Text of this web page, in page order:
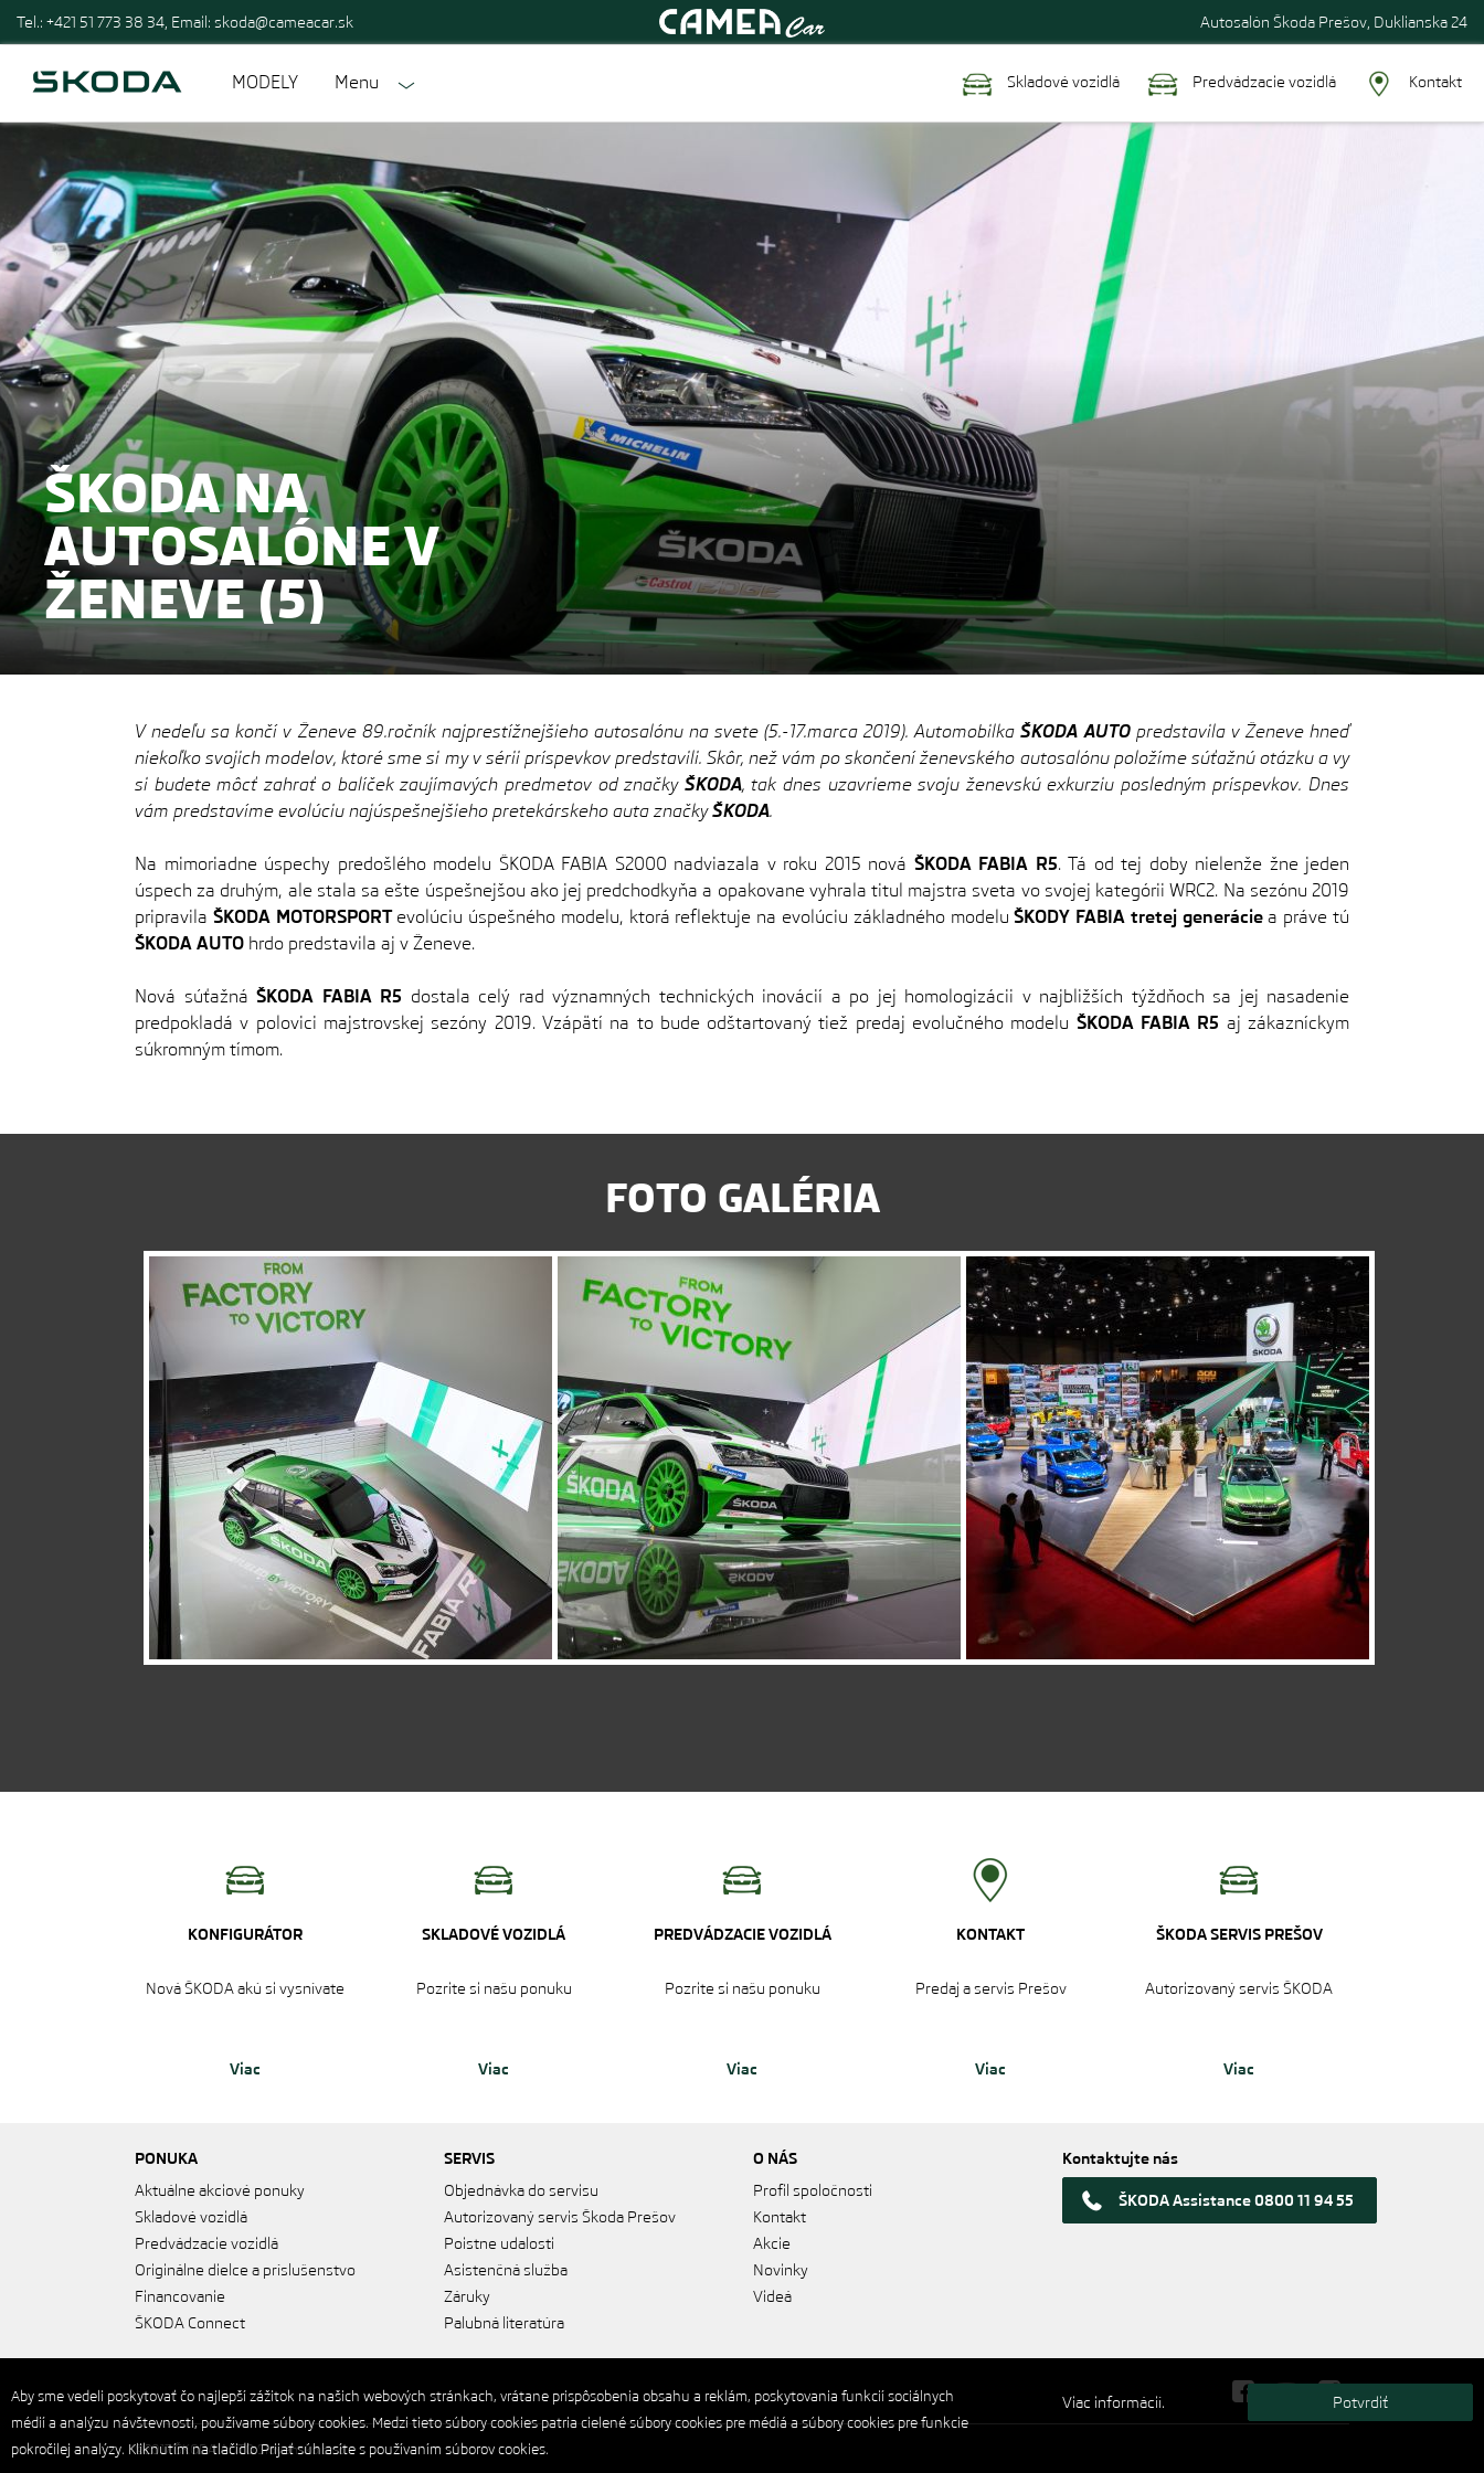
Tel.: +421 51 773 38 34, Email: skoda@cameacar.sk Autosalón Škoda Prešov, Duklianska 24
MODELY Menu Skladové vozidlá Predvádzacie vozidlá Kontakt
ŠKODA NA
AUTOSALÓNE V
ŽENEVE (5)
V nedeľu sa končí v Ženeve 89.ročník najprestížnejšieho autosalónu na svete (5.-17.marca 2019). AutomobilkaŠKODA AUTOpredstavila v Ženeve hneď
niekoľko svojich modelov, ktoré sme si my v sérii príspevkov predstavili. Skôr, než vám po skončení ženevského autosalónu položíme súťažnú otázku a vy
si budete môcť zahrať o balíček zaujímavých predmetov od značky ŠKODA, tak dnes uzavrieme svoju ženevskú exkurziu posledným príspevkov. Dnes
vám predstavíme evolúciu najúspešnejšieho pretekárskeho auta značkyŠKODA.
Na mimoriadne úspechy predošlého modelu ŠKODA FABIA S2000 nadviazala v roku 2015 nová ŠKODA FABIA R5. Tá od tej doby nielenže žne jeden
úspech za druhým, ale stala sa ešte úspešnejšou ako jej predchodkyňa a opakovane vyhrala titul majstra sveta vo svojej kategórii WRC2. Na sezónu 2019
pripravila ŠKODA MOTORSPORT evolúciu úspešného modelu, ktorá reflektuje na evolúciu základného modeluŠKODY FABIA tretej generáciea práve tú
ŠKODA AUTO hrdo predstavila aj v Ženeve.
Nová súťažná ŠKODA FABIA R5 dostala celý rad významných technických inovácií a po jej homologizácii v najbližších týždňoch sa jej nasadenie
predpokladá v polovici majstrovskej sezóny 2019. Vzápätí na to bude odštartovaný tiež predaj evolučného modelu ŠKODA FABIA R5 aj zákazníckym
súkromným tímom.
FOTO GALÉRIA
KONFIGURÁTOR
Nová ŠKODA akú si vysnívate
Viac
SKLADOVÉ VOZIDLÁ
Pozrite si našu ponuku‎
Viac
PREDVÁDZACIE VOZIDLÁ
Pozrite si našu ponuku‎
Viac
KONTAKT
Predaj a servis Prešov
Viac
ŠKODA SERVIS PREŠOV
Autorizovaný servis ŠKODA
Viac
PONUKA
Aktuálne akciové ponuky
Skladové vozidlá
Predvádzacie vozidlá
Originálne dielce a príslušenstvo
Financovanie
ŠKODA Connect
SERVIS
Objednávka do servisu
Autorizovaný servis Škoda Prešov
Poistne udalosti
Asistenčná služba
Záruky
Palubná literatúra
O NÁS
Profil spoločnosti
Kontakt
Akcie
Novinky
Videá
Kontaktujte nás
ŠKODA Assistance 0800 11 94 55
©2017 ŠKODA AUTO Slovensko s.r.o.
Aby sme vedeli poskytovať čo najlepší zážitok na našich webových stránkach, vrátane prispôsobenia obsahu a reklám, poskytovania funkcií sociálnych
médií a analýzu návštevnosti, používame súbory cookies. Medzi tieto súbory cookies patria cielené súbory cookies pre médiá a súbory cookies pre funkcie
pokročilej analýzy. Kliknutím na tlačidlo Prijať súhlasíte s používaním súborov cookies.
Viac informácií. Potvrdiť